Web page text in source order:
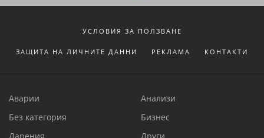
УСЛОВИЯ ЗА ПОЛЗВАНЕ
ЗАЩИТА НА ЛИЧНИТЕ ДАННИ РЕКЛАМА КОНТАКТИ
Аварии
Анализи
Без категория
Бизнес